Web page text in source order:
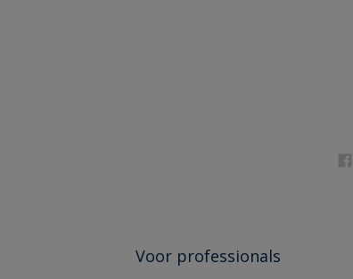
Voor professionals